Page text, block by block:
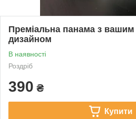
Преміальна панама з вашим
дизайном
В наявності
Роздріб
390 ₴
Купити